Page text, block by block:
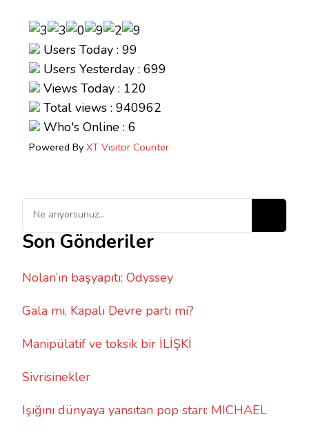
Users Today : 99
Users Yesterday : 699
Views Today : 120
Total views : 940962
Who's Online : 6
Powered By XT Visitor Counter
Bir
şey
mi
Son Gönderiler
Nolan’ın başyapıtı: Odyssey
Gala mı, Kapalı Devre parti mi?
Manipülatif ve toksik bir İLİŞKİ
Sivrisinekler
Işığını dünyaya yansıtan pop starı: MICHAEL